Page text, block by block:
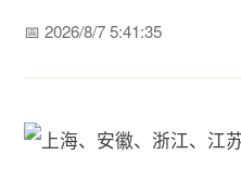
📅 2026/8/7 5:41:35